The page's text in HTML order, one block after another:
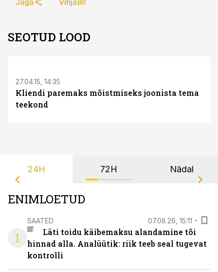
Jaga Vihja
SEOTUD LOOD
27.04.15, 14:35
Kliendi paremaks mõistmiseks joonista tema
teekond
24H 72H Nädal
ENIMLOETUD
1
SAATED 07.08.26, 15:11
Läti toidu käibemaksu alandamine tõi
hinnad alla. Analüütik: riik teeb seal tugevat
kontrolli